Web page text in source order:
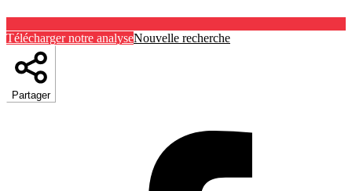
Télécharger notre analyseNouvelle recherche
Partager